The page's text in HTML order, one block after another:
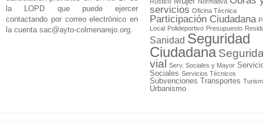
la LOPD que puede ejercer
contactando por correo electrónico en
la cuenta sac@ayto-colmenarejo.org.
servicios Oficina Técnica
Participación Ciudadana
Local Polideportivo Presupuesto
Sanidad Seguridad
Ciudadana
vial
Serv. Sociales y Mayor
Sociales Servicios Técnicos
Subvenciones Transportes
Urbanismo